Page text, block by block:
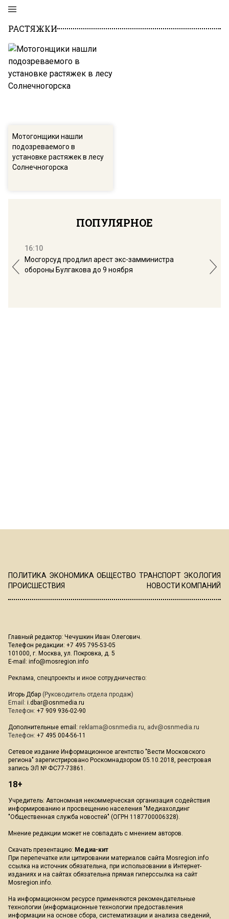
РАСТЯЖКИ
Мотогонщики нашли
подозреваемого в
установке растяжек в лесу
Солнечногорска
ПОПУЛЯРНОЕ
16:10
Мосгорсуд продлил арест экс-замминистра
обороны Булгакова до 9 ноября
ПОЛИТИКА ЭКОНОМИКА ОБЩЕСТВО ТРАНСПОРТ ЭКОЛОГИЯ
ПРОИСШЕСТВИЯ
НОВОСТИ КОМПАНИЙ
Главный редактор: Чечушкин Иван Олегович.
Телефон редакции: +7 495 795-53-05
101000, г. Москва, ул. Покровка, д. 5
E-mail: info@mosregion.info
Реклама, спецпроекты и иное сотрудничество:
Игорь Дбар (Руководитель отдела продаж)
Email: i.dbar@osnmedia.ru
Телефон: +7 909 936-02-90
Дополнительные email: reklama@osnmedia.ru, adv@osnmedia.ru
Телефон: +7 495 004-56-11
Сетевое издание Информационное агентство "Вести Московского
региона" зарегистрировано Роскомнадзором 05.10.2018, реестровая
запись ЭЛ № ФС77-73861.
18+
Учредитель: Автономная некоммерческая организация содействия
информированию и просвещению населения "Медиахолдинг
"Общественная служба новостей" (ОГРН 1187700006328).
Мнение редакции может не совпадать с мнением авторов.
Скачать презентацию: Медиа-кит
При перепечатке или цитировании материалов сайта Mosregion.info
ссылка на источник обязательна, при использовании в Интернет-
изданиях и на сайтах обязательна прямая гиперссылка на сайт
Mosregion.info.
На информационном ресурсе применяются рекомендательные
технологии (информационные технологии предоставления
информации на основе сбора, систематизации и анализа сведений,